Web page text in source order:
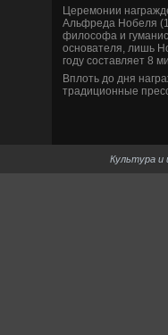
Церемонии
Альфреда Нобеля
философа и
основателя, лишь
году составляет 8
Вплоть до дня
традиционные
Культура и